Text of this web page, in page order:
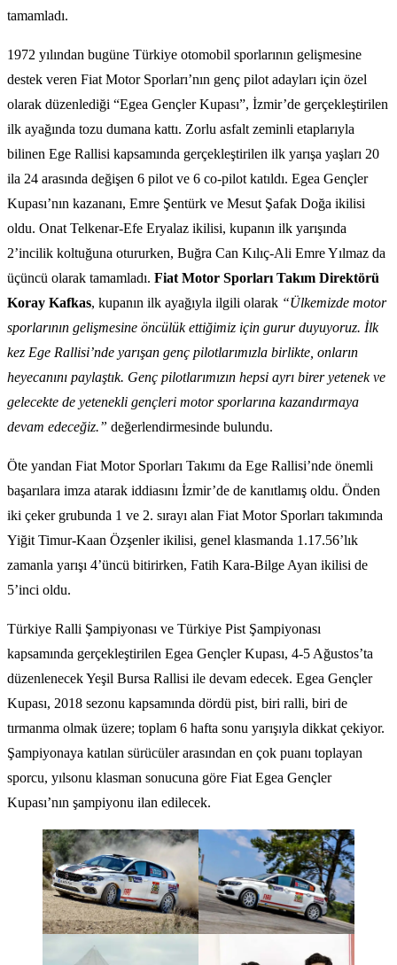
tamamladı.
1972 yılından bugüne Türkiye otomobil sporlarının gelişmesine
destek veren Fiat Motor Sporları’nın genç pilot adayları için özel
olarak düzenlediği “Egea Gençler Kupası”, İzmir’de gerçekleştirilen
ilk ayağında tozu dumana kattı. Zorlu asfalt zeminli etaplarıyla
bilinen Ege Rallisi kapsamında gerçekleştirilen ilk yarışa yaşları 20
ila 24 arasında değişen 6 pilot ve 6 co-pilot katıldı. Egea Gençler
Kupası’nın kazananı, Emre Şentürk ve Mesut Şafak Doğa ikilisi
oldu. Onat Telkenar-Efe Eryalaz ikilisi, kupanın ilk yarışında
2’incilik koltuğuna otururken, Buğra Can Kılıç-Ali Emre Yılmaz da
üçüncü olarak tamamladı. Fiat Motor Sporları Takım Direktörü
Koray Kafkas, kupanın ilk ayağıyla ilgili olarak “Ülkemizde motor
sporlarının gelişmesine öncülük ettiğimiz için gurur duyuyoruz. İlk
kez Ege Rallisi’nde yarışan genç pilotlarımızla birlikte, onların
heyecanını paylaştık. Genç pilotlarımızın hepsi ayrı birer yetenek ve
gelecekte de yetenekli gençleri motor sporlarına kazandırmaya
devam edeceğiz.” değerlendirmesinde bulundu.
Öte yandan Fiat Motor Sporları Takımı da Ege Rallisi’nde önemli
başarılara imza atarak iddiasını İzmir’de de kanıtlamış oldu. Önden
iki çeker grubunda 1 ve 2. sırayı alan Fiat Motor Sporları takımında
Yiğit Timur-Kaan Özşenler ikilisi, genel klasmanda 1.17.56’lık
zamanla yarışı 4’üncü bitirirken, Fatih Kara-Bilge Ayan ikilisi de
5’inci oldu.
Türkiye Ralli Şampiyonası ve Türkiye Pist Şampiyonası
kapsamında gerçekleştirilen Egea Gençler Kupası, 4-5 Ağustos’ta
düzenlenecek Yeşil Bursa Rallisi ile devam edecek. Egea Gençler
Kupası, 2018 sezonu kapsamında dördü pist, biri ralli, biri de
tırmanma olmak üzere; toplam 6 hafta sonu yarışıyla dikkat çekiyor.
Şampiyonaya katılan sürücüler arasından en çok puanı toplayan
sporcu, yılsonu klasman sonucuna göre Fiat Egea Gençler
Kupası’nın şampiyonu ilan edilecek.